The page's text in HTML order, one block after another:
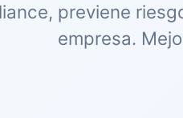
previene
empresa.